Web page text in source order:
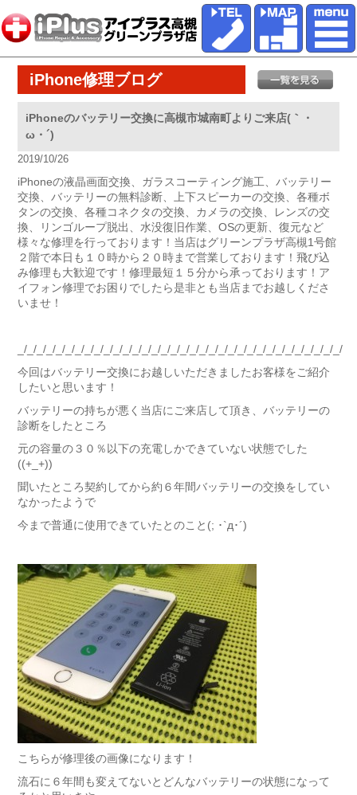
iPhone修理ブログ
iPhoneのバッテリー交換に高槻市城南町よりご来店(｀・
ω・´)ゞ
2019/10/26
iPhoneの液晶画面交換、ガラスコーティング施工、バッテリー
交換、バッテリーの無料診断、上下スピーカーの交換、各種ボ
タンの交換、各種コネクタの交換、カメラの交換、レンズの交
換、リンゴループ脱出、水没復旧作業、OSの更新、復元など
様々な修理を行っております！当店はグリーンプラザ高槻1号館
２階で本日も１０時から２０時まで営業しております！飛び込
み修理も大歓迎です！修理最短１５分から承っております！ア
イフォン修理でお困りでしたら是非とも当店までお越しくださ
いませ！
_/_/_/_/_/_/_/_/_/_/_/_/_/_/_/_/_/_/_/_/_/_/_/_/_/_/_/_/_/_/_/_/_/_/
今回はバッテリー交換にお越しいただきましたお客様をご紹介
したいと思います！
バッテリーの持ちが悪く当店にご来店して頂き、バッテリーの
診断をしたところ
元の容量の３０％以下の充電しかできていない状態でした
((+_+))
聞いたところ契約してから約６年間バッテリーの交換をしてい
なかったようで
今まで普通に使用できていたとのこと(; ･`д･´)
こちらが修理後の画像になります！
流石に６年間も変えてないとどんなバッテリーの状態になって